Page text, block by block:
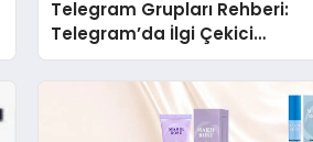
Telegram Grupları Rehberi:
Telegram’da İlgi Çekici
Topluluklar Nasıl Bulunur?